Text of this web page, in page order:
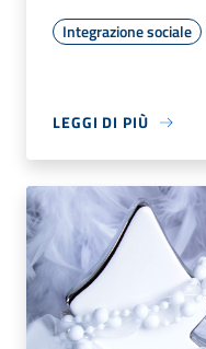
Integrazione sociale
LEGGI DI PIÙ